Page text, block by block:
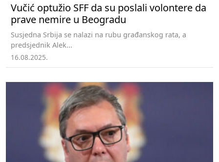
Vučić optužio SFF da su poslali volontere da
prave nemire u Beogradu
Susjedna Srbija se nalazi na rubu građanskog rata, a
predsjednik Alek...
16.08.2025.